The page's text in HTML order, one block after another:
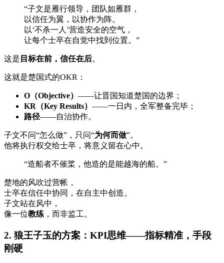
“子文是雁行领导，团队如雁群，
以信任为翼，以协作为阵。
以‘不杀一人’营造安全的空气，
让每个士卒在自觉中找到位置。”
这是 目标在前，信任在后。
这就是楚国式的OKR：
O（Objective） ——让晋国知道楚国的边界；
KR（Key Results） ——一日内，全军整备完毕；
路径——自治协作。
子文不问“怎么做”，只问“为何而做”。
他将执行权交给士卒，将意义留在心中。
“造船者不催桨，他造的是能越海的船。”
楚地的风吹过营帐，
士卒在信任中协同，在自主中创造。
子文站在风中，
像一位教练 ，而非监工。
2. 狼王子玉的方案：KPI思维——指标精准，手段
刚硬